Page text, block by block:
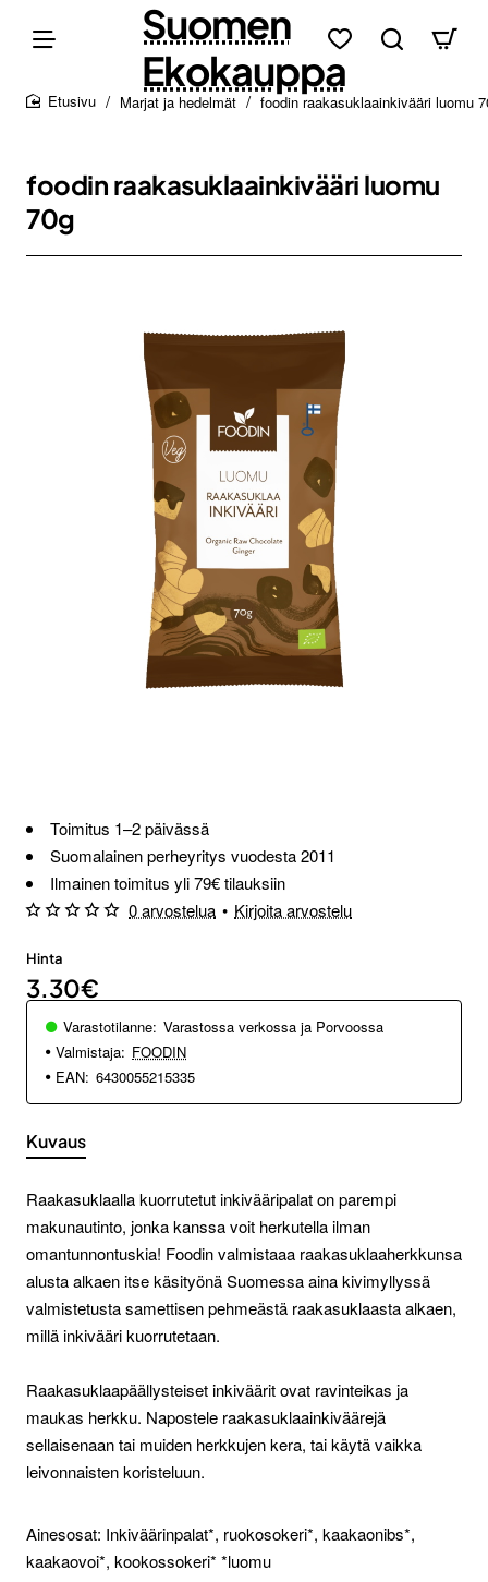
Suomen
Ekokauppa
Marjat ja hedelmät foodin raakasuklaainkivääri luomu
foodin raakasuklaainkivääri luomu
70g
Toimitus 1–2 päivässä
Suomalainen perheyritys vuodesta 2011
Ilmainen toimitus yli 79€ tilauksiin
0 arvostelua • Kirjoita arvostelu
Hinta
3.30€
Varastotilanne: Varastossa verkossa ja Porvoossa
Valmistaja: FOODIN
EAN: 6430055215335
Kuvaus
Raakasuklaalla kuorrutetut inkivääripalat on parempi
makunautinto, jonka kanssa voit herkutella ilman
omantunnontuskia! Foodin valmistaaa raakasuklaaherkkunsa
alusta alkaen itse käsityönä Suomessa aina kivimyllyssä
valmistetusta samettisen pehmeästä raakasuklaasta alkaen,
millä inkivääri kuorrutetaan.
Raakasuklaapäällysteiset inkiväärit ovat ravinteikas ja
maukas herkku. Napostele raakasuklaainkiväärejä
sellaisenaan tai muiden herkkujen kera, tai käytä vaikka
leivonnaisten koristeluun.
Ainesosat: Inkiväärinpalat*, ruokosokeri*, kaakaonibs*,
kaakaovoi*, kookossokeri* *luomu